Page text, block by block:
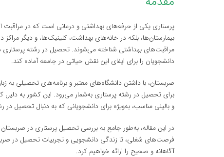
پرستاری یکی از حرفه‌های بهداشتی و درمانی است که در مراقبت از
بیمارستان‌ها، بلکه در خانه‌های بهداشت، کلینیک‌ها، و دیگر
مراقبت‌های بهداشتی شناخته می‌شوند. تحصیل در رشته پرستاری در
دانشجویان را برای ایفای این نقش حیاتی در جامعه آماده کند.
صربستان، با داشتن دانشگاه‌های معتبر و برنامه‌های تحصیلی به
برای تحصیل در رشته پرستاری به‌شمار می‌رود. این کشور به
و بالینی مناسب، به‌ویژه برای دانشجویانی که به دنبال تحصیل
در این مقاله، به‌طور جامع به بررسی تحصیل پرستاری در
فرصت‌های شغلی، تا زندگی دانشجویی و تجربیات تحصیل در
آگاهانه و صحیح را ارائه خواهیم کرد.